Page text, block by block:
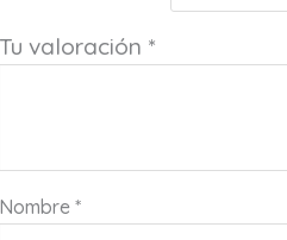
Tu valoración *
Nombre*